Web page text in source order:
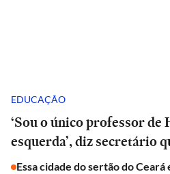
EDUCAÇÃO
‘Sou o único professor de
esquerda’, diz secretário
Essa cidade do sertão do Ceará